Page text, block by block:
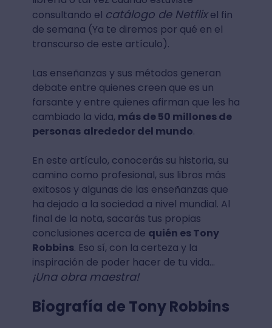
consultando el catálogo de Netflixel fin
de semana (Ya te diremos por qué en el
transcurso de este artículo).
Las enseñanzas y sus métodos generan
debate entre quienes creen que es un
farsante y entre quienes afirman que les ha
cambiado la vida, más de 50 millones de
personas alrededor del mundo.
En este artículo, conocerás su historia, su
camino como profesional, sus libros más
exitosos y algunas de las enseñanzas que
ha dejado a la sociedad a nivel mundial. Al
final de la nota, sacarás tus propias
conclusiones acerca de quién es Tony
Robbins. Eso sí, con la certeza y la
inspiración de poder hacer de tu vida…
¡Una obra maestra!
Biografía de Tony Robbins